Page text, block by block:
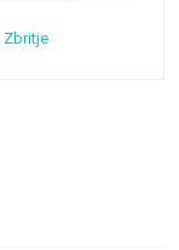
Zbritje